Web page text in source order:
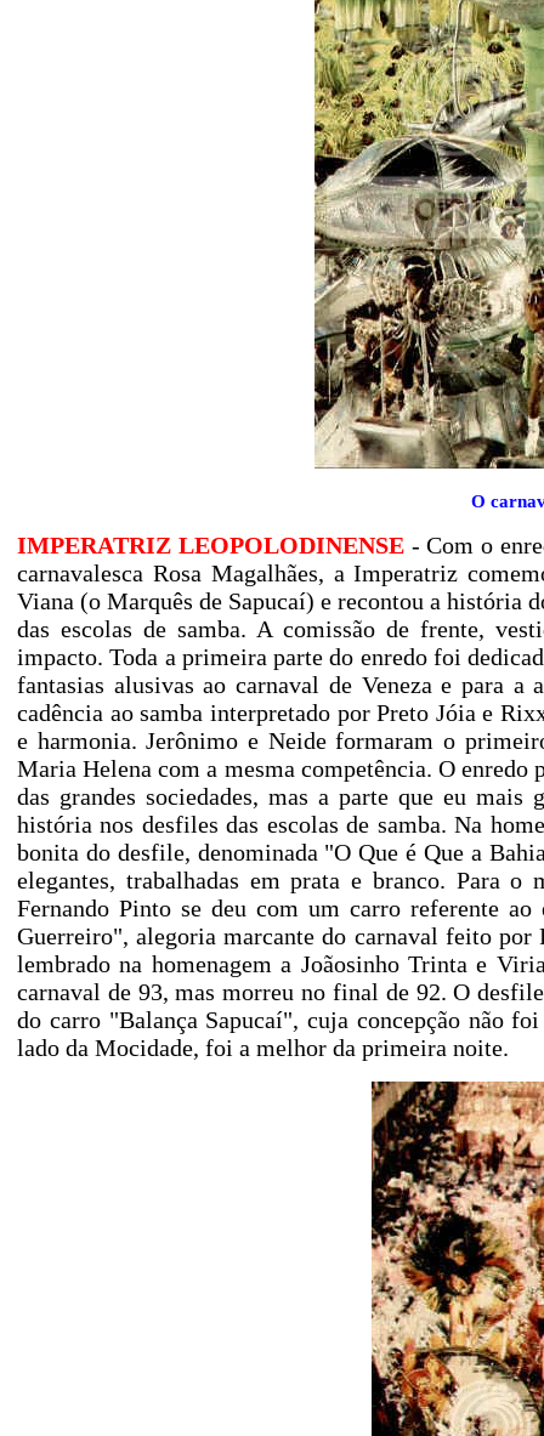
O
IMPERATRIZ LEOPOLODINENSE- Com o
carnavalesca Rosa Magalhães, a Imperatriz
Viana (o Marquês de Sapucaí) e recontou a história
das escolas de samba. A comissão de frente,
impacto. Toda a primeira parte do enredo foi
fantasias alusivas ao carnaval de Veneza e para
cadência ao samba interpretado por Preto Jóia e
e harmonia. Jerônimo e Neide formaram o
Maria Helena com a mesma competência. O enredo
das grandes sociedades, mas a parte que eu
história nos desfiles das escolas de samba. Na
bonita do desfile, denominada "O Que é Que a
elegantes, trabalhadas em prata e branco. Para
Fernando Pinto se deu com um carro referente
Guerreiro", alegoria marcante do carnaval feito
lembrado na homenagem a Joãosinho Trinta e
carnaval de 93, mas morreu no final de 92. O
do carro "Balança Sapucaí", cuja concepção não
lado da Mocidade, foi a melhor da primeira noite.